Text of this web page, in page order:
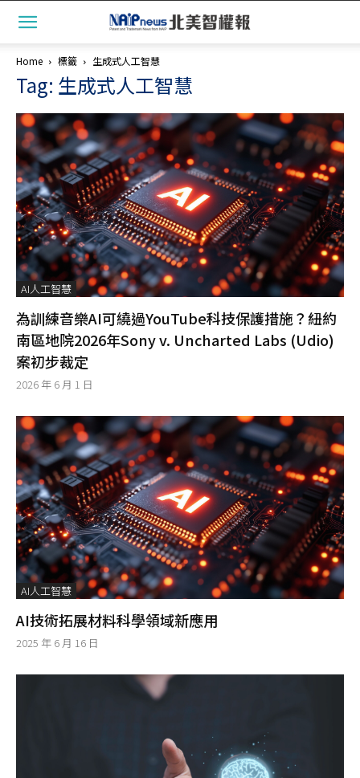
Home 標籤 生成式人工智慧
Tag: 生成式人工智慧
AI人工智慧
為訓練音樂AI可繞過YouTube科技保護措施？紐約
南區地院2026年Sony v. Uncharted Labs (Udio)
案初步裁定
2026 年 6 月 1 日
AI人工智慧
AI技術拓展材料科學領域新應用
2025 年 6 月 16 日